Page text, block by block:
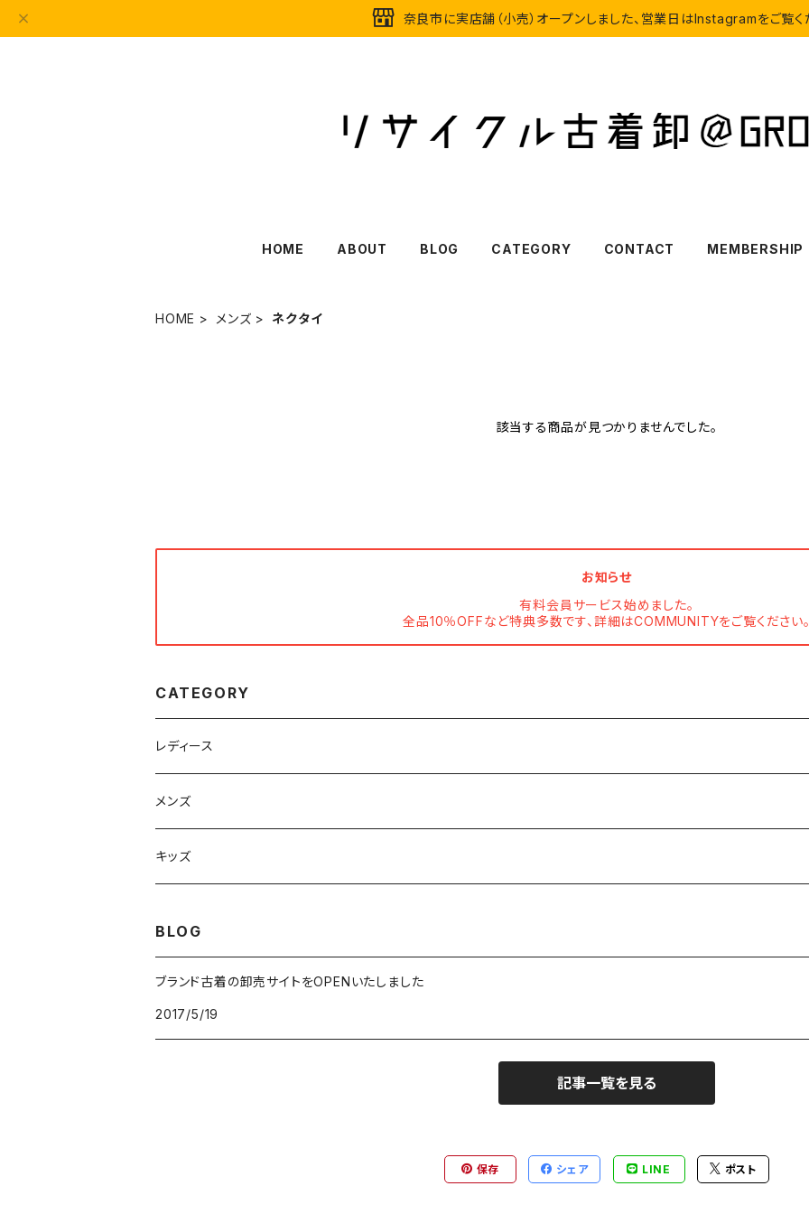
奈良市に実店舗（小売）オープンしました、営業日はInstagramをご覧く
HOME ABOUT BLOG CATEGORY CONTACT MEMBERSHIP
HOME メンズ ネクタイ
該当する商品が見つかりませんでした。
お知らせ
有料会員サービス始めました。
全品10％OFFなど特典多数です、詳細はCOMMUNITYをご覧ください
CATEGORY
レディース
フリマセット
メンズ
スウェット・パーカー
キッズ
BLOG
ブランド古着の卸売サイトをOPENいたしました
2017/5/19
記事一覧を見る
保存 シェア LINE ポスト